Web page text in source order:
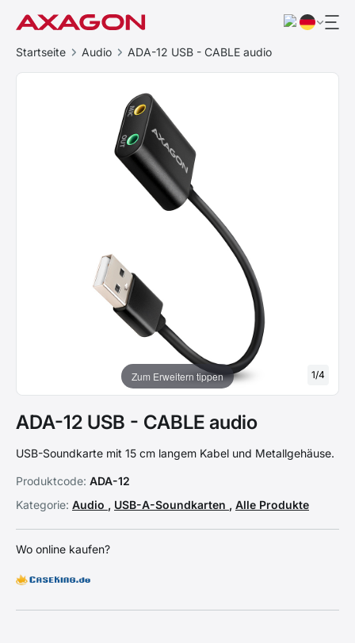
Startseite Audio ADA-12 USB - CABLE audio
Zum Erweitern tippen 1/4
ADA-12 USB - CABLE audio
USB-Soundkarte mit 15 cm langem Kabel und Metallgehäuse.
Produktcode: ADA-12
Kategorie: Audio , USB-A-Soundkarten , Alle Produkte
Wo online kaufen?